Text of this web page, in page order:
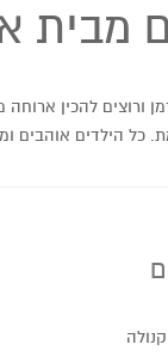
מבית
ורוצים להכין ארוחה
כל הילדים אוהבים